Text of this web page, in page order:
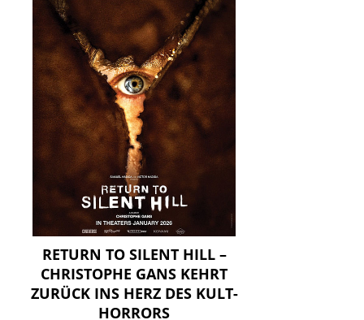
RETURN TO SILENT HILL –
CHRISTOPHE GANS KEHRT
ZURÜCK INS HERZ DES KULT-
HORRORS